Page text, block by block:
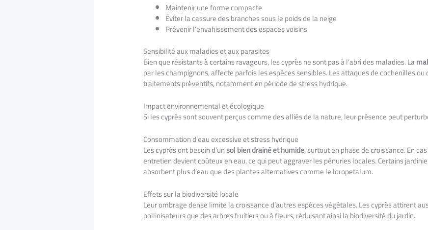
Maintenir une forme compacte
Éviter la cassure des branches sous le poids de la neige
Prévenir l’envahissement des espaces voisins
Sensibilité aux maladies et aux parasites
Bien que résistants à certains ravageurs, les cyprès ne sont pas à l’abri des maladies. La
par les champignons, affecte parfois les espèces sensibles. Les attaques de cochenilles
traitements préventifs, notamment en période de stress hydrique.
Impact environnemental et écologique
Si les cyprès sont souvent perçus comme des alliés de la nature, leur présence peut
Consommation d’eau excessive et stress hydrique
Les cyprès ont besoin d’unsol bien drainé et humide, surtout en phase de croissance. En
entretien devient coûteux en eau, ce qui peut aggraver les pénuries locales. Certains
absorbent plus d’eau que des plantes alternatives comme le loropetalum.
Effets sur la biodiversité locale
Leur ombrage dense limite la croissance d’autres espèces végétales. Les cyprès attirent
pollinisateurs que des arbres fruitiers ou à fleurs, réduisant ainsi la biodiversité du jardin.